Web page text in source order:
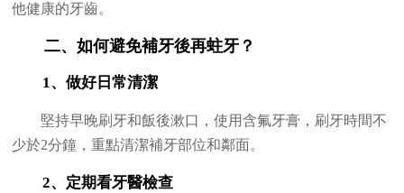
他健康的牙齒。
二、如何避免補牙後再蛀牙？
1、做好日常清潔
堅持早晚刷牙和飯後漱口，使用含氟牙膏，刷牙時間不
少於2分鐘，重點清潔補牙部位和鄰面。
2、定期看牙醫檢查